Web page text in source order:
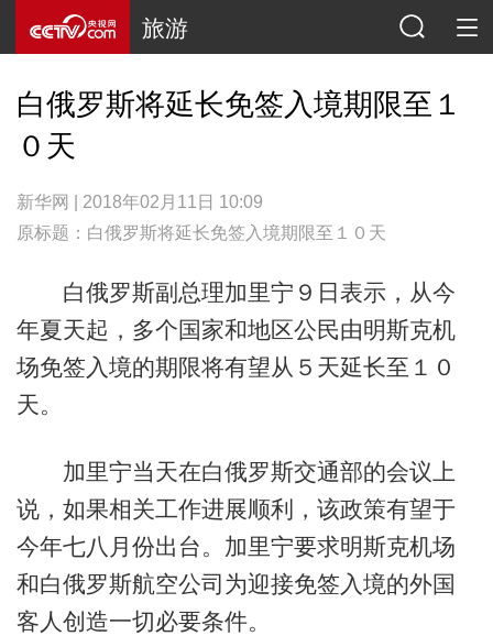
旅游
白俄罗斯将延长免签入境期限至１
０天
新华网 | 2018年02月11日 10:09
原标题：白俄罗斯将延长免签入境期限至１０天
白俄罗斯副总理加里宁９日表示，从今
年夏天起，多个国家和地区公民由明斯克机
场免签入境的期限将有望从５天延长至１０
天。
加里宁当天在白俄罗斯交通部的会议上
说，如果相关工作进展顺利，该政策有望于
今年七八月份出台。加里宁要求明斯克机场
和白俄罗斯航空公司为迎接免签入境的外国
客人创造一切必要条件。